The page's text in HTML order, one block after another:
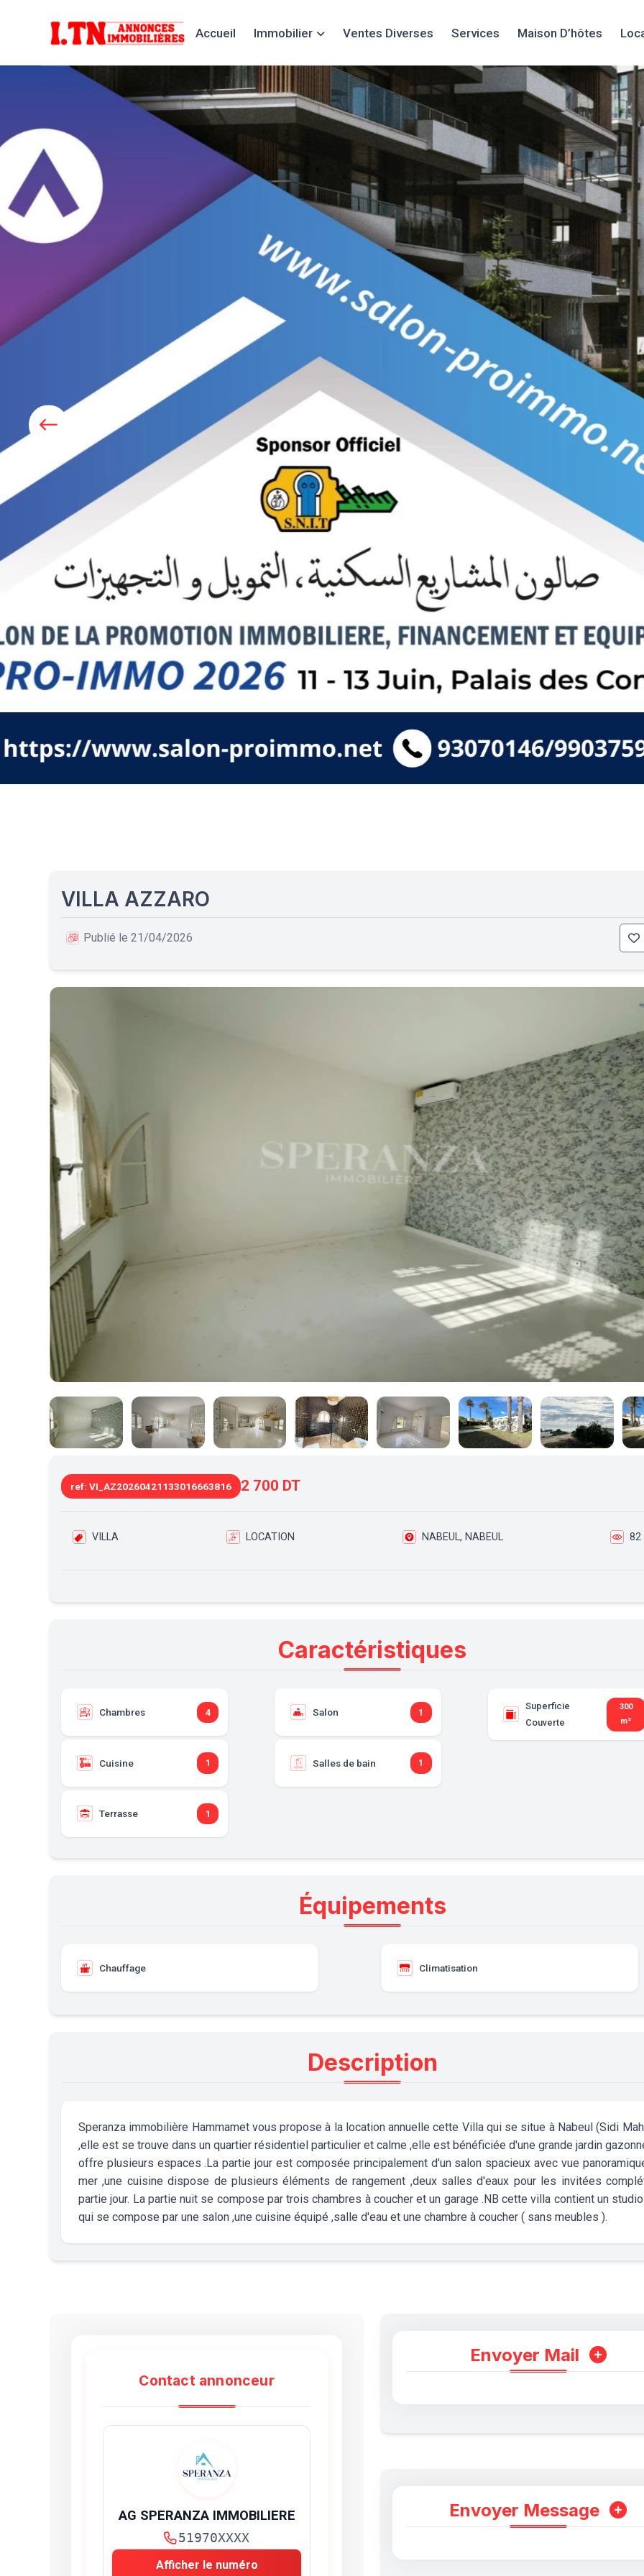
Accueil Immobilier Ventes Diverses Services Maison D’hôtes
VILLA AZZARO
Publié le 21/04/2026
ref: VI_AZ20260421133016663816 2 700 DT
VILLA LOCATION NABEUL, NABEUL 82
Caractéristiques
Chambres 4
Cuisine 1
Terrasse 1
Salon 1
Salles de bain 1
Superficie
Couverte
300
m²
Équipements
Chauffage Climatisation
Description
Speranza immobilière Hammamet vous propose à la location annuelle cette Villa qui se situe à Nabeul (Sidi
,elle est se trouve dans un quartier résidentiel particulier et calme ,elle est bénéficiée d'une grande jardin
offre plusieurs espaces .La partie jour est composée principalement d'un salon spacieux avec vue
mer ,une cuisine dispose de plusieurs éléments de rangement ,deux salles d'eaux pour les invitées
partie jour. La partie nuit se compose par trois chambres à coucher et un garage .NB cette villa contient un
qui se compose par une salon ,une cuisine équipé ,salle d'eau et une chambre à coucher ( sans meubles ).
Contact annonceur
AG SPERANZA IMMOBILIERE
51970XXXX
Afficher le numéro
Envoyer Mail
Envoyer Message